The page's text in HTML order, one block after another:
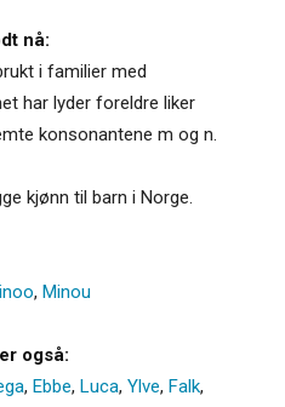
nå:
i familier med
har lyder foreldre liker
konsonantene m og n.
kjønn til barn i Norge.
, Minou
også:
, Ebbe, Luca, Ylve, Falk,